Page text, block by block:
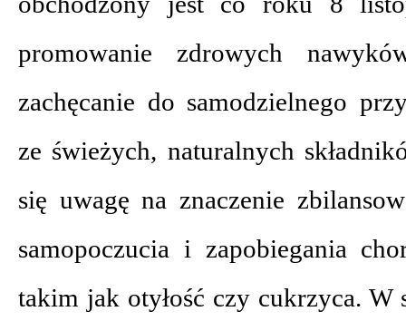
promowanie zdrowych
zachęcanie do samodzielnego
ze świeżych, naturalnych
się uwagę na znaczenie
samopoczucia i zapobiegania
takim jak otyłość czy cukrzyca. W